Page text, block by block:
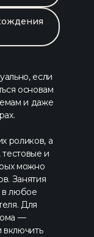
если
основам
и даже
роликов, а
и
можно
Занятия
в любое
Для
—
включить